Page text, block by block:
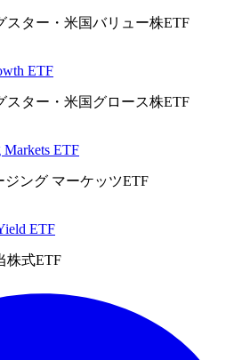
スター・米国バリュー株ETF
ETF
スター・米国グロース株ETF
Markets ETF
ジング マーケッツETF
ETF
株式ETF